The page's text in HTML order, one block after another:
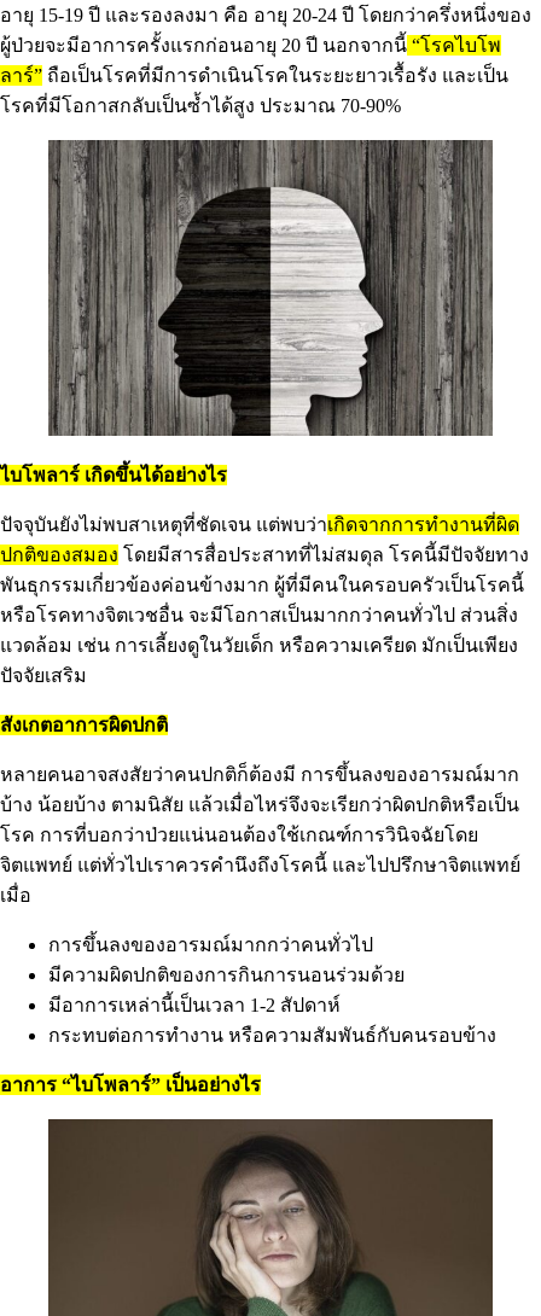
อายุ 15-19 ปี และรองลงมา คือ อายุ 20-24 ปี โดยกว่าครึ่งหนึ่งของ
ผู้ป่วยจะมีอาการครั้งแรกก่อนอายุ 20 ปี นอกจากนี้ “โรคไบโพ
ลาร์” ถือเป็นโรคที่มีการดำเนินโรคในระยะยาวเรื้อรัง และเป็น
โรคที่มีโอกาสกลับเป็นซ้ำได้สูง ประมาณ 70-90%
ไบโพลาร์ เกิดขึ้นได้อย่างไร
ปัจจุบันยังไม่พบสาเหตุที่ชัดเจน แต่พบว่าเกิดจากการทำงานที่ผิด
ปกติของสมอง โดยมีสารสื่อประสาทที่ไม่สมดุล โรคนี้มีปัจจัยทาง
พันธุกรรมเกี่ยวข้องค่อนข้างมาก ผู้ที่มีคนในครอบครัวเป็นโรคนี้
หรือโรคทางจิตเวชอื่น จะมีโอกาสเป็นมากกว่าคนทั่วไป ส่วนสิ่ง
แวดล้อม เช่น การเลี้ยงดูในวัยเด็ก หรือความเครียด มักเป็นเพียง
ปัจจัยเสริม
สังเกตอาการผิดปกติ
หลายคนอาจสงสัยว่าคนปกติก็ต้องมี การขึ้นลงของอารมณ์มาก
บ้าง น้อยบ้าง ตามนิสัย แล้วเมื่อไหร่จึงจะเรียกว่าผิดปกติหรือเป็น
โรค การที่บอกว่าป่วยแน่นอนต้องใช้เกณฑ์การวินิจฉัยโดย
จิตแพทย์ แต่ทั่วไปเราควรคำนึงถึงโรคนี้ และไปปรึกษาจิตแพทย์
เมื่อ
การขึ้นลงของอารมณ์มากกว่าคนทั่วไป
มีความผิดปกติของการกินการนอนร่วมด้วย
มีอาการเหล่านี้เป็นเวลา 1-2 สัปดาห์
กระทบต่อการทำงาน หรือความสัมพันธ์กับคนรอบข้าง
อาการ “ไบโพลาร์” เป็นอย่างไร